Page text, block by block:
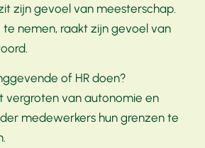
zijn gevoel van meesterschap.
nemen, raakt zijn gevoel van
of HR doen?
vergroten van autonomie en
medewerkers hun grenzen te